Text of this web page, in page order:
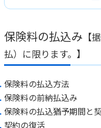
保険料の払込み 【
払）に限ります。】
保険料の払込方法
保険料の前納払込み
保険料の払込猶予期間と
契約の復活